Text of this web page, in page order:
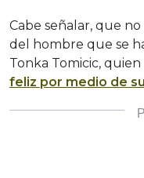
Cabe señalar, que
del hombre que se
Tonka Tomicic, quien
feliz por medio de